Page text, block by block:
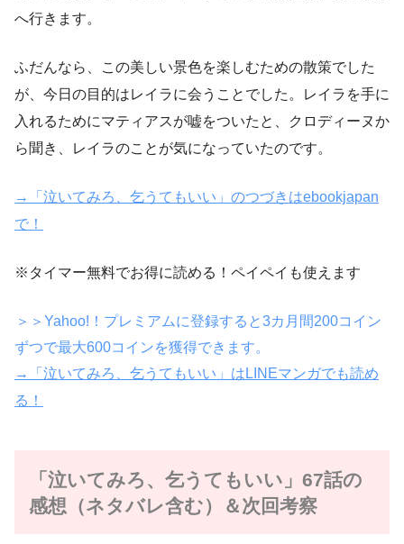
へ行きます。
ふだんなら、この美しい景色を楽しむための散策でした
が、今日の目的はレイラに会うことでした。レイラを手に
入れるためにマティアスが嘘をついたと、クロディーヌか
ら聞き、レイラのことが気になっていたのです。
→「泣いてみろ、乞うてもいい」のつづきはebookjapan
で！
※タイマー無料でお得に読める！ペイペイも使えます
＞＞Yahoo!！プレミアムに登録すると3カ月間200コイン
ずつで最大600コインを獲得できます。
→「泣いてみろ、乞うてもいい」はLINEマンガでも読め
る！
「泣いてみろ、乞うてもいい」67話の
感想（ネタバレ含む）＆次回考察